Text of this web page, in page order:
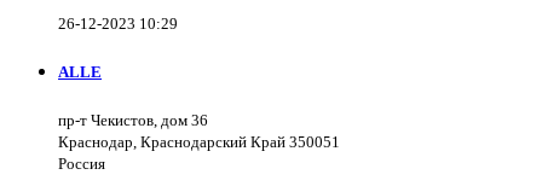
26-12-2023 10:29
ALLE
пр-т Чекистов, дом 36
Краснодар, Краснодарский Край 350051
Россия